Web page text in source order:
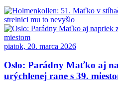
piatok, 20. marca 2026
Oslo: Parádny Maťko aj
urýchlenej rane s 39.